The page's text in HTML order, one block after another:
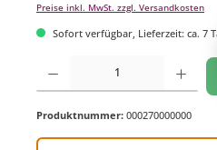
Preise inkl. MwSt. zzgl. Versandkosten
Sofort verfügbar, Lieferzeit: ca. 7
Produkt Anzahl: Gib den gewünschten
Produktnummer: 000270000000